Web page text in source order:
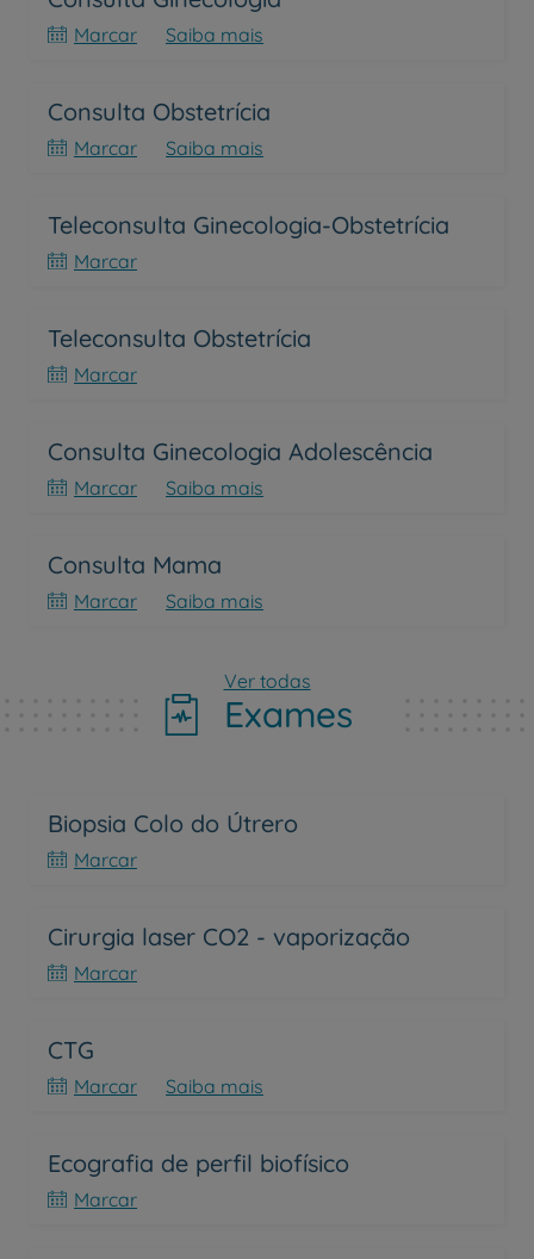
Marcar Saiba mais
Consulta Obstetrícia
Marcar Saiba mais
Teleconsulta Ginecologia-Obstetrícia
Marcar
Teleconsulta Obstetrícia
Marcar
Consulta Ginecologia Adolescência
Marcar Saiba mais
Consulta Mama
Marcar Saiba mais
Ver todas
Exames
Biopsia Colo do Útrero
Marcar
Cirurgia laser CO2 - vaporização
Marcar
CTG
Marcar Saiba mais
Ecografia de perfil biofísico
Marcar